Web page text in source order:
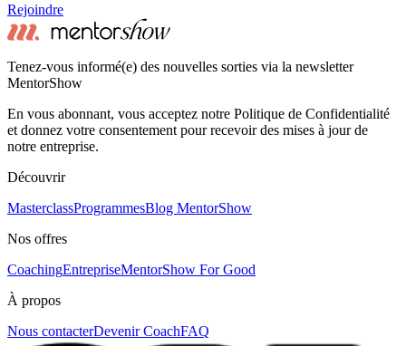
Rejoindre
Tenez-vous informé(e) des nouvelles sorties via la newsletter
MentorShow
En vous abonnant, vous acceptez notre Politique de Confidentialité
et donnez votre consentement pour recevoir des mises à jour de
notre entreprise.
Découvrir
MasterclassProgrammesBlog MentorShow
Nos offres
CoachingEntrepriseMentorShow For Good
À propos
Nous contacterDevenir CoachFAQ